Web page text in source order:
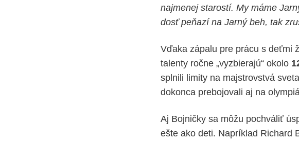
najmenej starostí. My máme
dosť peňazí na Jarný beh, tak
Vďaka zápalu pre prácu s deťmi
talenty ročne „vyzbierajú“ okolo
splnili limity na majstrovstvá
dokonca prebojovali aj na
Aj Bojničky sa môžu pochváliť
ešte ako deti. Napríklad Richard